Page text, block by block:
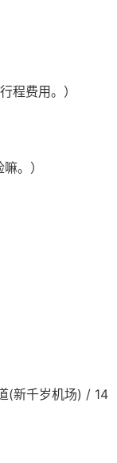
程费用。）
。）
(新千岁机场) / 14